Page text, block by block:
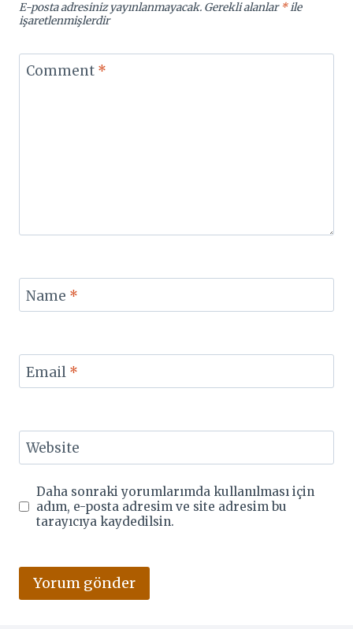
E-posta adresiniz yayınlanmayacak. Gerekli alanlar*ile
işaretlenmişlerdir
Comment *
Name *
Email *
Website
Daha sonraki yorumlarımda kullanılması için
adım, e-posta adresim ve site adresim bu
tarayıcıya kaydedilsin.